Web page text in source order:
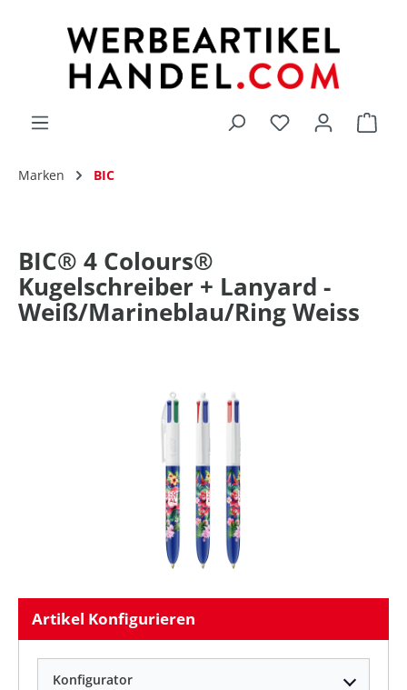
Du hast 0
Marken BIC
BIC® 4 Colours®
Kugelschreiber + Lanyard -
Weiß/Marineblau/Ring Weiss
Bildergalerie überspringen
Artikel Konfigurieren
Konfigurator